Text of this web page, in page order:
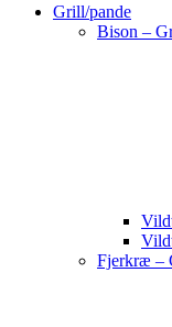
Grill/pande
Bison –
Fjerkræ –